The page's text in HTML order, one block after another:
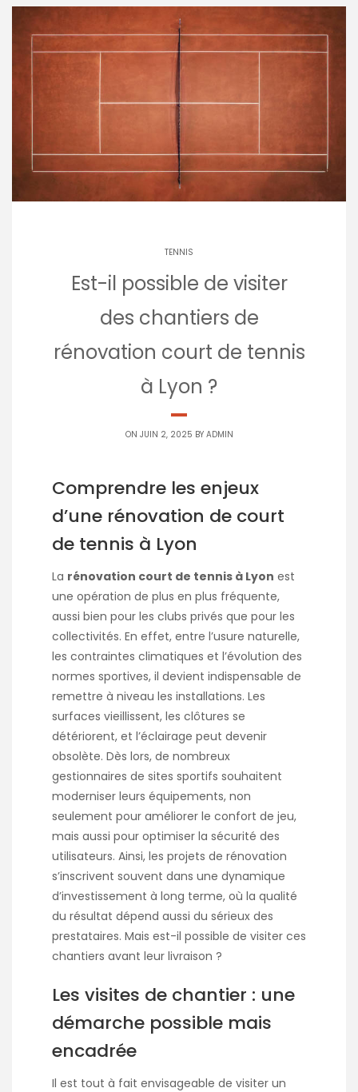
TENNIS
Est-il possible de visiter
des chantiers de
rénovation court de tennis
à Lyon ?
ON JUIN 2, 2025 BY ADMIN
Comprendre les enjeux
d’une rénovation de court
de tennis à Lyon
La rénovation court de tennis à Lyon est
une opération de plus en plus fréquente,
aussi bien pour les clubs privés que pour les
collectivités. En effet, entre l’usure naturelle,
les contraintes climatiques et l’évolution des
normes sportives, il devient indispensable de
remettre à niveau les installations. Les
surfaces vieillissent, les clôtures se
détériorent, et l’éclairage peut devenir
obsolète. Dès lors, de nombreux
gestionnaires de sites sportifs souhaitent
moderniser leurs équipements, non
seulement pour améliorer le confort de jeu,
mais aussi pour optimiser la sécurité des
utilisateurs. Ainsi, les projets de rénovation
s’inscrivent souvent dans une dynamique
d’investissement à long terme, où la qualité
du résultat dépend aussi du sérieux des
prestataires. Mais est-il possible de visiter ces
chantiers avant leur livraison ?
Les visites de chantier : une
démarche possible mais
encadrée
Il est tout à fait envisageable de visiter un